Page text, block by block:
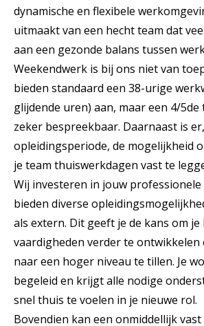
dynamische en flexibele
uitmaakt van een hecht team dat
aan een gezonde balans tussen
Weekendwerk is bij ons niet van
bieden standaard een 38-urige
glijdende uren) aan, maar een 4/
zeker bespreekbaar. Daarnaast is
opleidingsperiode, de mogelijkheid
je team thuiswerkdagen vast te
Wij investeren in jouw
bieden diverse
als extern. Dit geeft je de kans om je
vaardigheden verder te ontwikkelen
naar een hoger niveau te tillen. Je
begeleid en krijgt alle nodige
snel thuis te voelen in je nieuwe rol.
Bovendien kan een onmiddellijk